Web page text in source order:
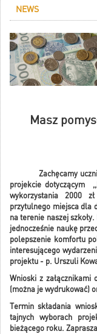
NEWS
Masz
Zachęcamy
projekcie dotyczącym
wykorzystania 2000
przytulnego miejsca dla
na terenie naszej
jednocześnie naukę
polepszenie komfortu
interesującego
projektu - p. Urszuli
Wnioski z załącznikami
(można je wydrukować)
Termin składania
tajnych wyborach
bieżącego roku.